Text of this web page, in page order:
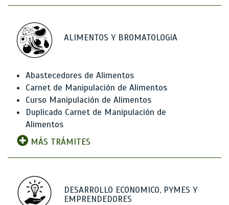
ALIMENTOS Y BROMATOLOGíA
Abastecedores de Alimentos
Carnet de Manipulación de Alimentos
Curso Manipulación de Alimentos
Duplicado Carnet de Manipulación de
Alimentos
MÁS TRÁMITES
DESARROLLO ECONOMICO, PYMES Y
EMPRENDEDORES